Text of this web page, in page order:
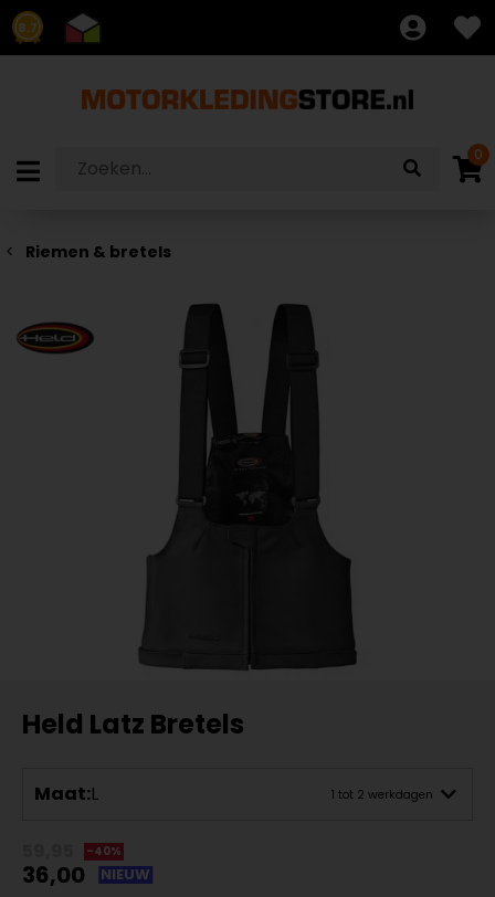
8.7
0
Riemen & bretels
Held Latz Bretels
Maat:L 1 tot 2 werkdagen
-40%
36,00 NIEUW